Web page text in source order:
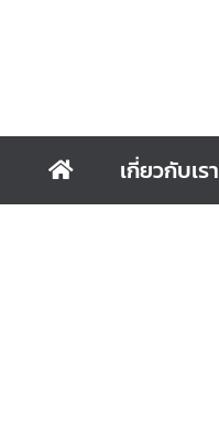
เกี่ยวกับเรา